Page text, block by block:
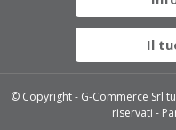
Il
© Copyright - G-Commerce Srl
riservati -